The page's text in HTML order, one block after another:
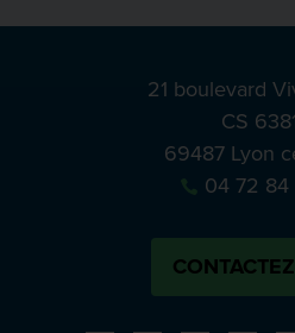
21 boulevard
CS
69487 Lyon
04 72